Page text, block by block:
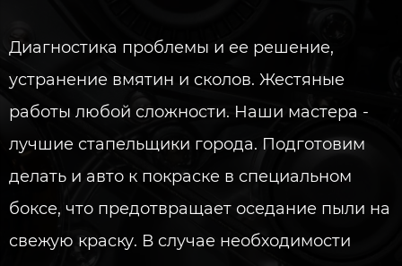
Диагностика проблемы и ее решение,
устранение вмятин и сколов. Жестяные
работы любой сложности. Наши мастера -
лучшие стапельщики города. Подготовим
делать и авто к покраске в специальном
боксе, что предотвращает оседание пыли на
свежую краску. В случае необходимости